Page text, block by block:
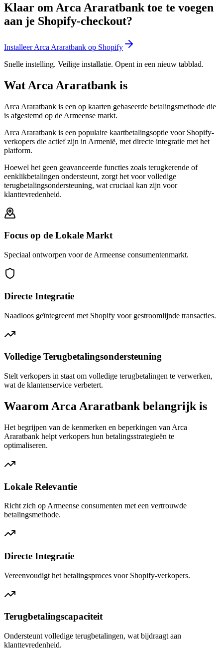
Klaar om Arca Araratbank toe te voegen
aan je Shopify-checkout?
Installeer Arca Araratbank op Shopify
Snelle instelling. Veilige installatie. Opent in een nieuw tabblad.
Wat Arca Araratbank is
Arca Araratbank is een op kaarten gebaseerde betalingsmethode die
is afgestemd op de Armeense markt.
Arca Araratbank is een populaire kaartbetalingsoptie voor Shopify-
verkopers die actief zijn in Armenië, met directe integratie met het
platform.
Hoewel het geen geavanceerde functies zoals terugkerende of
eenklikbetalingen ondersteunt, zorgt het voor volledige
terugbetalingsondersteuning, wat cruciaal kan zijn voor
klanttevredenheid.
Focus op de Lokale Markt
Speciaal ontworpen voor de Armeense consumentenmarkt.
Directe Integratie
Naadloos geïntegreerd met Shopify voor gestroomlijnde transacties.
Volledige Terugbetalingsondersteuning
Stelt verkopers in staat om volledige terugbetalingen te verwerken,
wat de klantenservice verbetert.
Waarom Arca Araratbank belangrijk is
Het begrijpen van de kenmerken en beperkingen van Arca
Araratbank helpt verkopers hun betalingsstrategieën te
optimaliseren.
Lokale Relevantie
Richt zich op Armeense consumenten met een vertrouwde
betalingsmethode.
Directe Integratie
Vereenvoudigt het betalingsproces voor Shopify-verkopers.
Terugbetalingscapaciteit
Ondersteunt volledige terugbetalingen, wat bijdraagt aan
klanttevredenheid.